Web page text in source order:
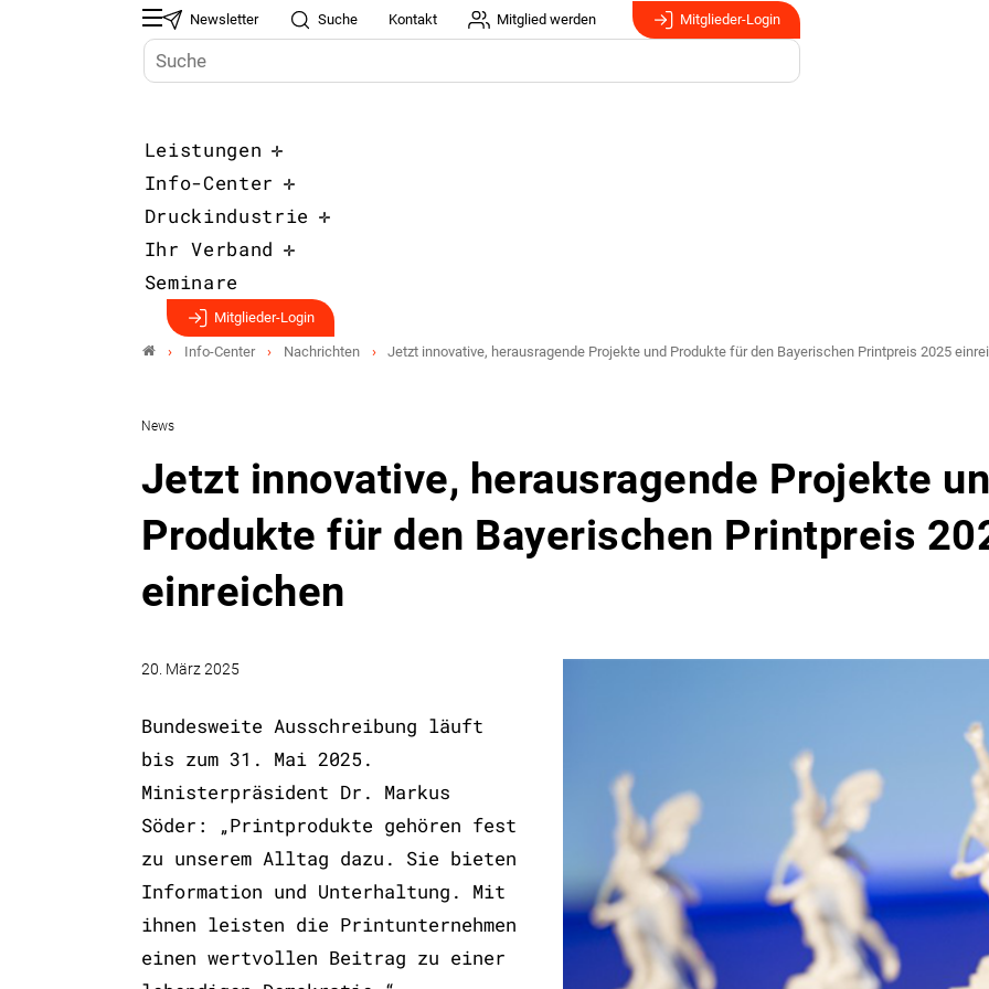
Newsletter Suche Kontakt Mitglied werden Mitglieder-Login
Leistungen
Info-Center
Druckindustrie
Ihr Verband
Seminare
Mitglieder-Login
Info-Center Nachrichten Jetzt innovative, herausragende Projekte und Produkte für den Bayerischen Printpreis 2025
News
Jetzt innovative, herausragende Projekte
Produkte für den Bayerischen Printpreis
einreichen
20. März 2025
Bundesweite Ausschreibung läuft
bis zum 31. Mai 2025.
Ministerpräsident Dr. Markus
Söder: „Printprodukte gehören fest
zu unserem Alltag dazu. Sie bieten
Information und Unterhaltung. Mit
ihnen leisten die Printunternehmen
einen wertvollen Beitrag zu einer